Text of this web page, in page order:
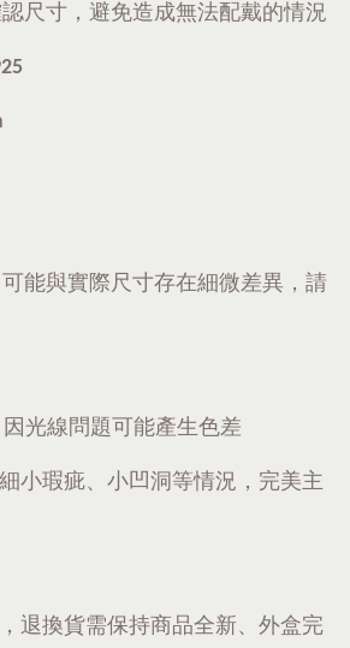
尺寸，避免造成無法配戴的情況
能與實際尺寸存在細微差異，請
光線問題可能產生色差
小瑕疵、小凹洞等情況，完美主
退換貨需保持商品全新、外盒完